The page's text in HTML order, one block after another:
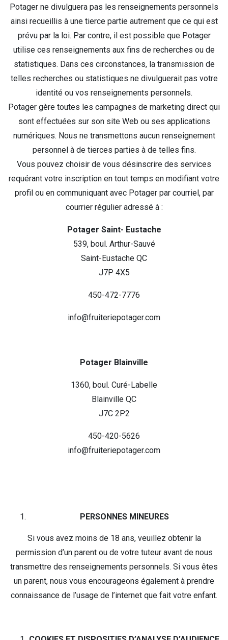
Potager ne divulguera pas les renseignements personnels
ainsi recueillis à une tierce partie autrement que ce qui est
prévu par la loi. Par contre, il est possible que Potager
utilise ces renseignements aux fins de recherches ou de
statistiques. Dans ces circonstances, la transmission de
telles recherches ou statistiques ne divulguerait pas votre
identité ou vos renseignements personnels.
Potager gère toutes les campagnes de marketing direct qui
sont effectuées sur son site Web ou ses applications
numériques. Nous ne transmettons aucun renseignement
personnel à de tierces parties à de telles fins.
Vous pouvez choisir de vous désinscrire des services
requérant votre inscription en tout temps en modifiant votre
profil ou en communiquant avec Potager par courriel, par
courrier régulier adressé à :
Potager Saint- Eustache
539, boul. Arthur-Sauvé
Saint-Eustache QC
J7P 4X5
450-472-7776
info@fruiteriepotager.com
Potager Blainville
1360, boul. Curé-Labelle
Blainville QC
J7C 2P2
450-420-5626
info@fruiteriepotager.com
PERSONNES MINEURES
Si vous avez moins de 18 ans, veuillez obtenir la
permission d’un parent ou de votre tuteur avant de nous
transmettre des renseignements personnels. Si vous êtes
un parent, nous vous encourageons également à prendre
connaissance de l’usage de l’internet que fait votre enfant.